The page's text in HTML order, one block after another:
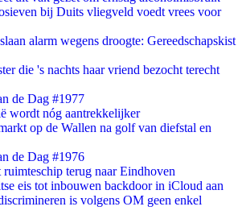
bij Duits vliegveld voedt vrees voor
alarm wegens droogte: Gereedschapskist
die 's nachts haar vriend bezocht terecht
de Dag #1977
wordt nóg aantrekkelijker
op de Wallen na golf van diefstal en
de Dag #1976
terug naar Eindhoven
eis tot inbouwen backdoor in iCloud aan
is volgens OM geen enkel